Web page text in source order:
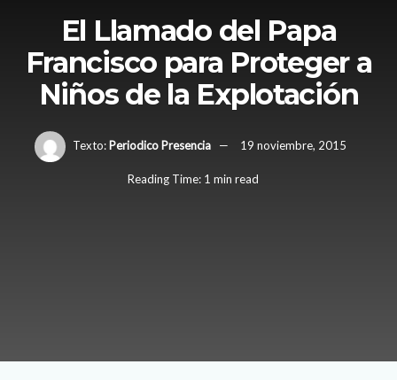
El Llamado del Papa
Francisco para Proteger a
Niños de la Explotación
Texto: Periodico Presencia 19 noviembre, 2015
Reading Time: 1 min read